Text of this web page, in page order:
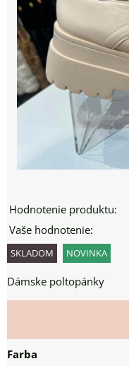
Hodnotenie produktu:
Vaše hodnotenie:
SKLADOM NOVINKA
Dámske poltopánky
Farba